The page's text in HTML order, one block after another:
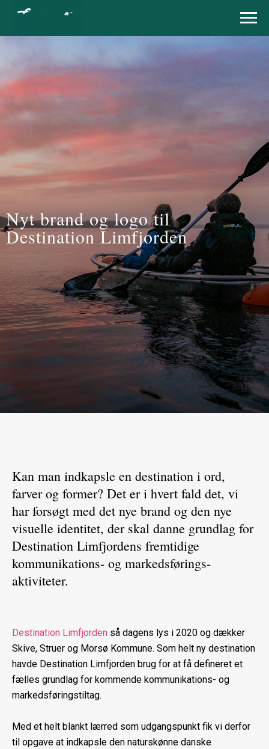
Nyt brand og logo til
Destination Limfjorden
Kan man indkapsle en destination i ord,
farver og former? Det er i hvert fald det, vi
har forsøgt med det nye brand og den nye
visuelle identitet, der skal danne grundlag for
Destination Limfjordens fremtidige
kommunikations- og markedsførings-
aktiviteter.
Destination Limfjorden så dagens lys i 2020 og dækker
Skive, Struer og Morsø Kommune. Som helt ny destination
havde Destination Limfjorden brug for at få defineret et
fælles grundlag for kommende kommunikations- og
markedsføringstiltag.
Med et helt blankt lærred som udgangspunkt fik vi derfor
til opgave at indkapsle den naturskønne danske